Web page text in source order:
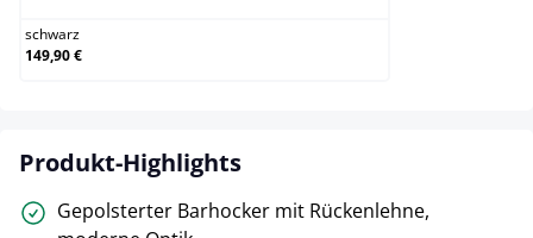
schwarz
149,90 €
Produkt-Highlights
Gepolsterter Barhocker mit Rückenlehne,